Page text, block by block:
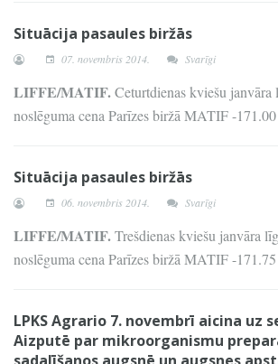
Situācija pasaules biržās
07. novembris 2014. Svarīgi
LIFFE/MATIF.Ceturtdienas kviešu janvāra
noslēguma cena Parīzes biržā MATIF -
Situācija pasaules biržās
06. novembris 2014. Svarīgi
LIFFE/MATIF.Trešdienas kviešu janvāra
noslēguma cena Parīzes biržā MATIF -
LPKS Agrario 7. novembrī aicina uz
Aizputē par mikroorganismu